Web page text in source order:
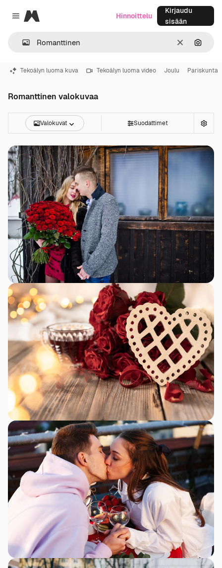
Close menu
Magnific
SelkeäHae
Hinnoittelu
Kirjaudu
sisään
Tekoälyn luoma kuva Tekoälyn luoma video Joulu Pariskunta
Romanttinen valokuvaa
Valokuvat Suodattimet